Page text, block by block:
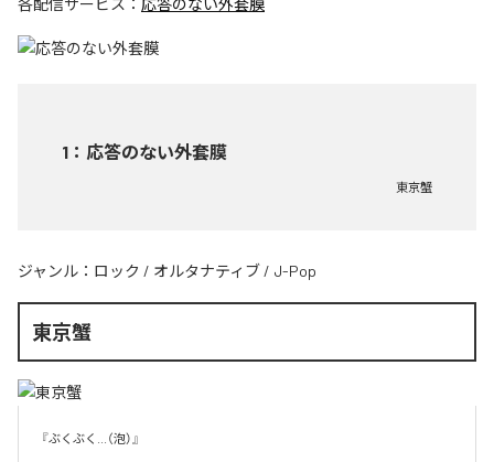
1 ： 応答のない外套膜
東京蟹
ジャンル： ロック / オルタナティブ / J-Pop
東京蟹
『ぶくぶく...（泡）』